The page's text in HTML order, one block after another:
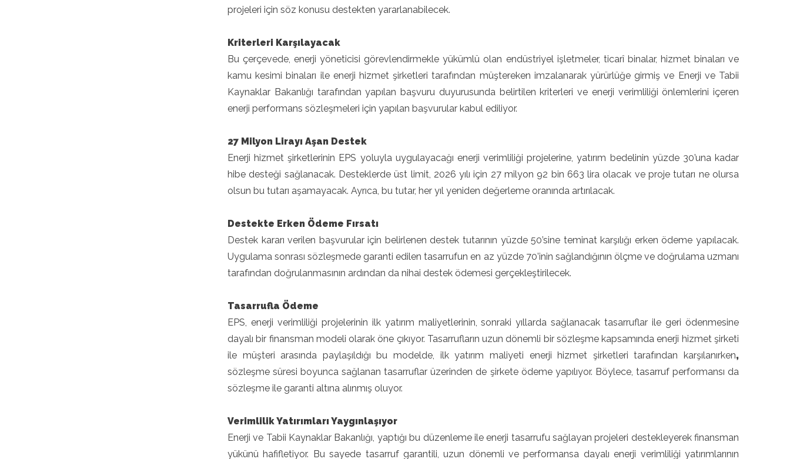
projeleri için söz konusu destekten yararlanabilecek.
Kriterleri Karşılayacak
Bu çerçevede, enerji yöneticisi görevlendirmekle yükümlü olan endüstriyel işletmeler, ticarî binalar, hizmet binaları ve
kamu kesimi binaları ile enerji hizmet şirketleri tarafından müştereken imzalanarak yürürlüğe girmiş ve Enerji ve Tabii
Kaynaklar Bakanlığı tarafından yapılan başvuru duyurusunda belirtilen kriterleri ve enerji verimliliği önlemlerini içeren
enerji performans sözleşmeleri için yapılan başvurular kabul ediliyor.
27 Milyon Lirayı Aşan Destek
Enerji hizmet şirketlerinin EPS yoluyla uygulayacağı enerji verimliliği projelerine, yatırım bedelinin yüzde 30’una kadar
hibe desteği sağlanacak. Desteklerde üst limit, 2026 yılı için 27 milyon 92 bin 663 lira olacak ve proje tutarı ne olursa
olsun bu tutarı aşamayacak. Ayrıca, bu tutar, her yıl yeniden değerleme oranında artırılacak.
Destekte Erken Ödeme Fırsatı
Destek kararı verilen başvurular için belirlenen destek tutarının yüzde 50’sine teminat karşılığı erken ödeme yapılacak.
Uygulama sonrası sözleşmede garanti edilen tasarrufun en az yüzde 70’inin sağlandığının ölçme ve doğrulama uzmanı
tarafından doğrulanmasının ardından da nihai destek ödemesi gerçekleştirilecek.
Tasarrufla Ödeme
EPS, enerji verimliliği projelerinin ilk yatırım maliyetlerinin, sonraki yıllarda sağlanacak tasarruflar ile geri ödenmesine
dayalı bir finansman modeli olarak öne çıkıyor. Tasarrufların uzun dönemli bir sözleşme kapsamında enerji hizmet şirketi
ile müşteri arasında paylaşıldığı bu modelde, ilk yatırım maliyeti enerji hizmet şirketleri tarafından karşılanırken,
sözleşme süresi boyunca sağlanan tasarruflar üzerinden de şirkete ödeme yapılıyor. Böylece, tasarruf performansı da
sözleşme ile garanti altına alınmış oluyor.
Verimlilik Yatırımları Yaygınlaşıyor
Enerji ve Tabii Kaynaklar Bakanlığı, yaptığı bu düzenleme ile enerji tasarrufu sağlayan projeleri destekleyerek finansman
yükünü hafifletiyor. Bu sayede tasarruf garantili, uzun dönemli ve performansa dayalı enerji verimliliği yatırımlarının